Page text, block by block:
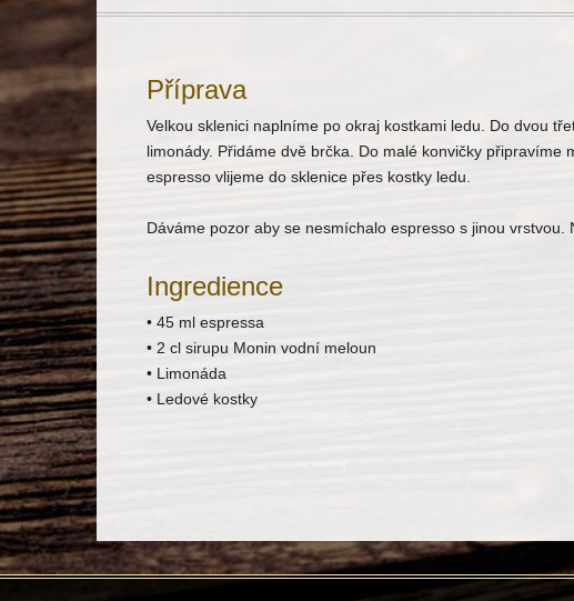
Příprava
Velkou sklenici naplníme po okraj kostkami ledu. Do dvou
limonády. Přidáme dvě brčka. Do malé konvičky připravíme
espresso vlijeme do sklenice přes kostky ledu.
Dáváme pozor aby se nesmíchalo espresso s jinou vrstvou.
Ingredience
• 45 ml espressa
• 2 cl sirupu Monin vodní meloun
• Limonáda
• Ledové kostky